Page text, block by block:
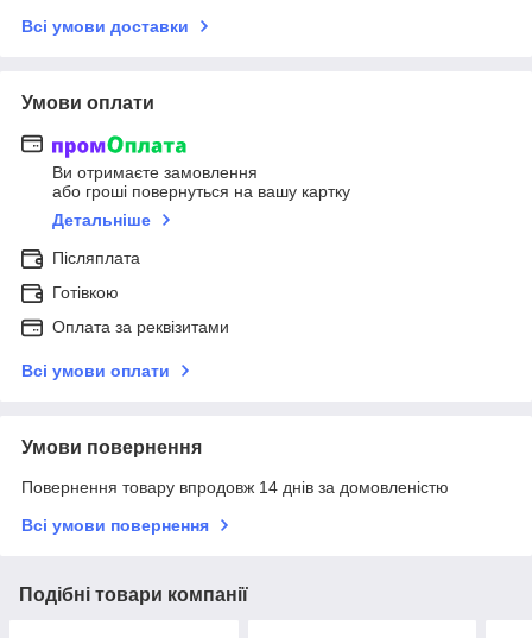
Всі умови доставки
Умови оплати
Ви отримаєте замовлення
або гроші повернуться на вашу картку
Детальніше
Післяплата
Готівкою
Оплата за реквізитами
Всі умови оплати
Умови повернення
Повернення товару впродовж 14 днів за домовленістю
Всі умови повернення
Подібні товари компанії